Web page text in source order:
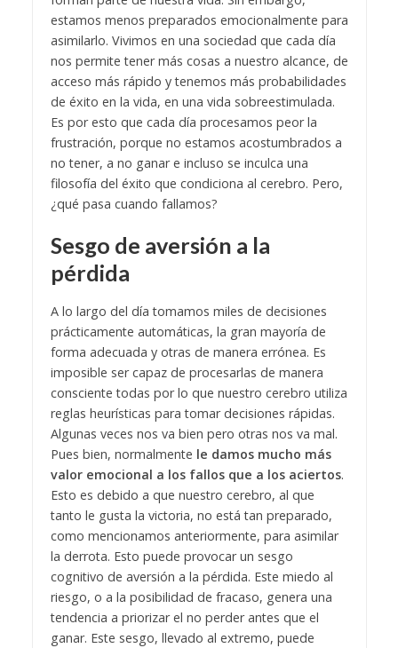
estamos menos preparados emocionalmente para
asimilarlo. Vivimos en una sociedad que cada día
nos permite tener más cosas a nuestro alcance, de
acceso más rápido y tenemos más probabilidades
de éxito en la vida, en una vida sobreestimulada.
Es por esto que cada día procesamos peor la
frustración, porque no estamos acostumbrados a
no tener, a no ganar e incluso se inculca una
filosofía del éxito que condiciona al cerebro. Pero,
¿qué pasa cuando fallamos?
Sesgo de aversión a la
pérdida
A lo largo del día tomamos miles de decisiones
prácticamente automáticas, la gran mayoría de
forma adecuada y otras de manera errónea. Es
imposible ser capaz de procesarlas de manera
consciente todas por lo que nuestro cerebro utiliza
reglas heurísticas para tomar decisiones rápidas.
Algunas veces nos va bien pero otras nos va mal.
Pues bien, normalmente le damos mucho más
valor emocional a los fallos que a los aciertos.
Esto es debido a que nuestro cerebro, al que
tanto le gusta la victoria, no está tan preparado,
como mencionamos anteriormente, para asimilar
la derrota. Esto puede provocar un sesgo
cognitivo de aversión a la pérdida. Este miedo al
riesgo, o a la posibilidad de fracaso, genera una
tendencia a priorizar el no perder antes que el
ganar. Este sesgo, llevado al extremo, puede